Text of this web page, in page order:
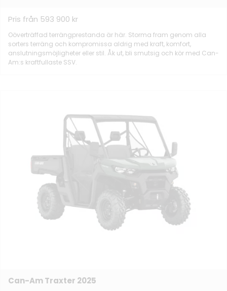
Pris från 593 900 kr
Oöverträffad terrängprestanda är här. Storma fram genom alla
sorters terräng och kompromissa aldrig med kraft, komfort,
anslutningsmöjligheter eller stil. Åk ut, bli smutsig och kör med Can-
Am:s kraftfullaste SSV.
Can-Am Traxter 2025